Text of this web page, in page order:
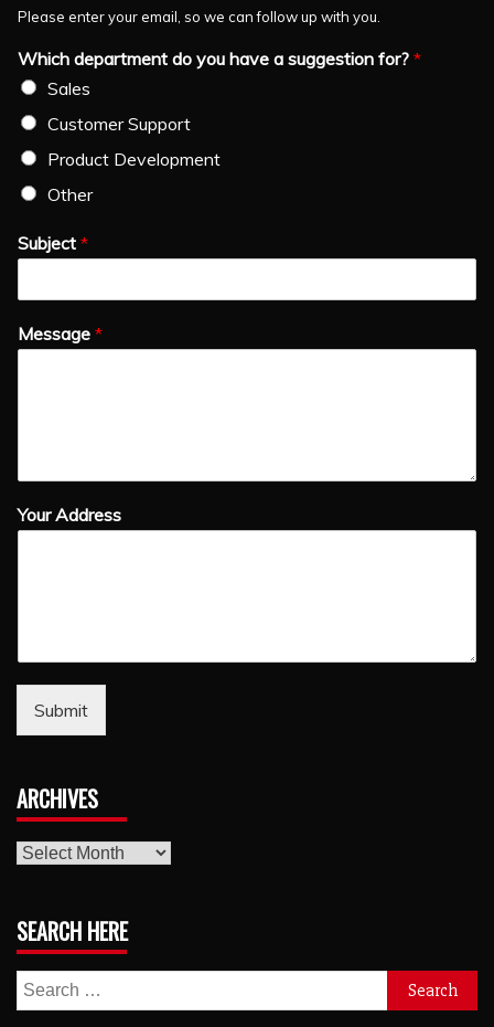
Please enter your email, so we can follow up with you.
Which department do you have a suggestion for? *
Sales
Customer Support
Product Development
Other
Subject *
Message *
Your Address
Submit
ARCHIVES
archives
SEARCH HERE
Search
for: